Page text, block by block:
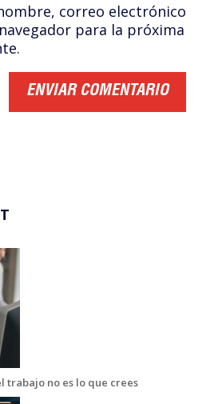
correo electrónico
para la próxima
trabajo no es lo que crees